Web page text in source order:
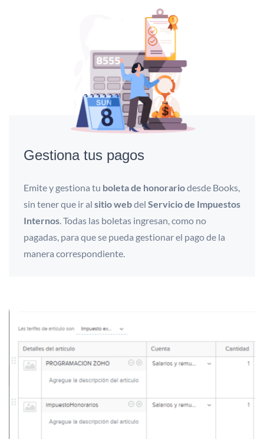
Gestiona tus pagos
Emite y gestiona tu boleta de honorariodesde Books,
sin tener que ir al sitio webdel Servicio de Impuestos
Internos. Todas las boletas ingresan, como no
pagadas, para que se pueda gestionar el pago de la
manera correspondiente.